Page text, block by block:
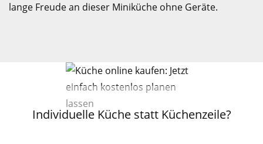
lange Freude an dieser Miniküche ohne Geräte.
Individuelle Küche statt Küchenzeile?